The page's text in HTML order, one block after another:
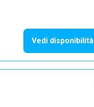
Vedi disponibilità